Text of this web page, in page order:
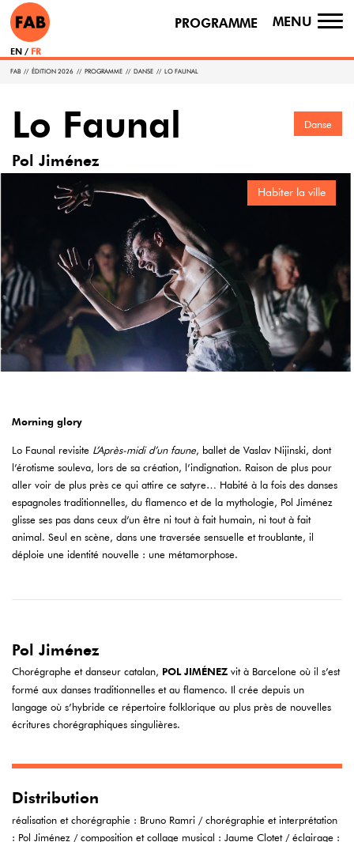
PROGRAMME MENU
EN FR
FAB // ÉDITION 2026 // PROGRAMME // DANSE // LO FAUNAL
Lo Faunal Danse
Pol Jiménez
Habiter la ville
Morning glory
Lo Faunal revisite L’Après-midi d’un faune, ballet de Vaslav Nijinski, dont
l’érotisme souleva, lors de sa création, l’indignation. Raison de plus pour
aller voir de plus près ce qui attire ce satyre… Habité à la fois des danses
espagnoles traditionnelles, du flamenco et de la mythologie, Pol Jiménez
glisse ses pas dans ceux d’un être ni tout à fait humain, ni tout à fait
animal. Seul en scène, dans une traversée sensuelle et troublante, il
déploie une identité nouvelle : une métamorphose.
Pol Jiménez
Chorégraphe et danseur catalan, POL JIMÉNEZ vit à Barcelone où il s’est
formé aux danses traditionnelles et au flamenco. Il crée depuis un
langage où s’hybride ce répertoire folklorique au plus près de nouvelles
écritures chorégraphiques singulières.
Distribution
réalisation et chorégraphie : Bruno Ramri / chorégraphie et interprétation
: Pol Jiménez / composition et collage musical : Jaume Clotet / éclairage :